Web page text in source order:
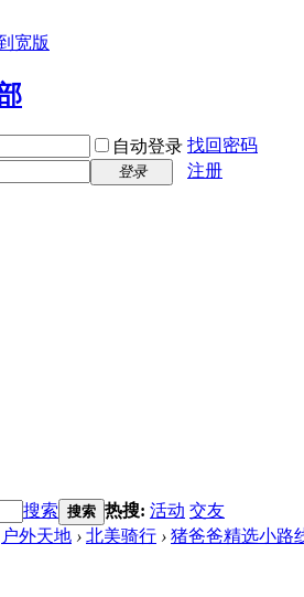
宽版
自动登录 找回密码
登录
注册
搜索 搜索 热搜: 活动 交友
户外天地 › 北美骑行 › 猪爸爸精选小路